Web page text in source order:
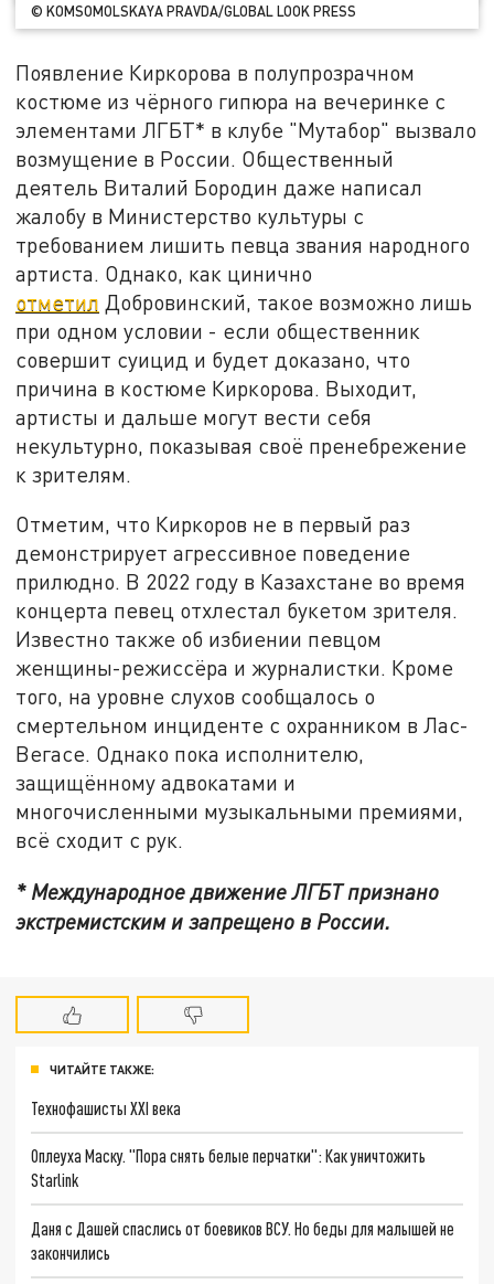
© KOMSOMOLSKAYA PRAVDA/GLOBAL LOOK PRESS
Появление Киркорова в полупрозрачном
костюме из чёрного гипюра на вечеринке с
элементами ЛГБТ* в клубе "Мутабор" вызвало
возмущение в России. Общественный
деятель Виталий Бородин даже написал
жалобу в Министерство культуры c
требованием лишить певца звания народного
артиста. Однако, как цинично
отметил Добровинский, такое возможно лишь
при одном условии - если общественник
совершит суицид и будет доказано, что
причина в костюме Киркорова. Выходит,
артисты и дальше могут вести себя
некультурно, показывая своё пренебрежение
к зрителям.
Отметим, что Киркоров не в первый раз
демонстрирует агрессивное поведение
прилюдно. В 2022 году в Казахстане во время
концерта певец отхлестал букетом зрителя.
Известно также об избиении певцом
женщины-режиссёра и журналистки. Кроме
того, на уровне слухов сообщалось о
смертельном инциденте с охранником в Лас-
Вегасе. Однако пока исполнителю,
защищённому адвокатами и
многочисленными музыкальными премиями,
всё сходит с рук.
* Международное движение ЛГБТ признано
экстремистским и запрещено в России.
ЧИТАЙТЕ ТАКЖЕ:
Технофашисты XXI века
Оплеуха Маску. "Пора снять белые перчатки": Как уничтожить
Starlink
Даня с Дашей спаслись от боевиков ВСУ. Но беды для малышей не
закончились